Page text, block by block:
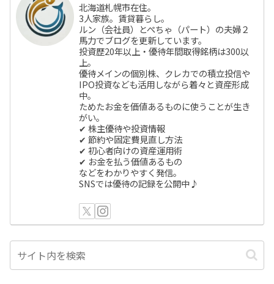
北海道札幌市在住。
3人家族。賃貸暮らし。
ルン（会社員）とぺちゃ（パート）の夫婦２
馬力でブログを更新しています。
投資歴20年以上・優待年間取得銘柄は300以
上。
優待メインの個別株、クレカでの積立投信や
IPO投資なども活用しながら着々と資産形成
中。
ためたお金を価値あるものに使うことが生き
がい。
✔ 株主優待や投資情報
✔ 節約や固定費見直し方法
✔ 初心者向けの資産運用術
✔ お金を払う価値あるもの
などをわかりやすく発信。
SNSでは優待の記録を公開中♪